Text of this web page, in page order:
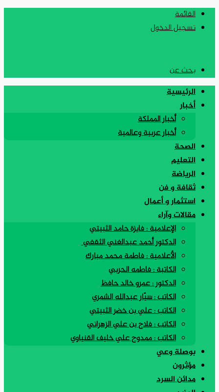
القائمة
تسجيل الدخول
بحث عن
الرئيسية
أخبار
أخبار المملكة
أخبار عربية وعالمية
الصحة
التعليم
الرياضة
ثقافة و فن
استثمار و أعمال
مقالات وآراء
الإعلامية : فايزة حامد الثبيتي
الدكتور أحمد عبدالغني الثقفي
الأعلامية : فاطمة محمد مبارك
الكاتبة : فاطمه الحربي
الدكتور : عمرو خالد حافظ
الكاتب : سيّار عبدالله الشمري
الكاتب : علي بن خضر الثبيتي
الكاتب : فلاح بن علي الزهراني
الكاتب : ممدوح علي خليف القنياوي
بوصلة وعي
مؤثرون
مدائن السرد